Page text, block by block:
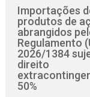
Importações
produtos de
abrangidos
Regulamento
2026/1384
direito
50%